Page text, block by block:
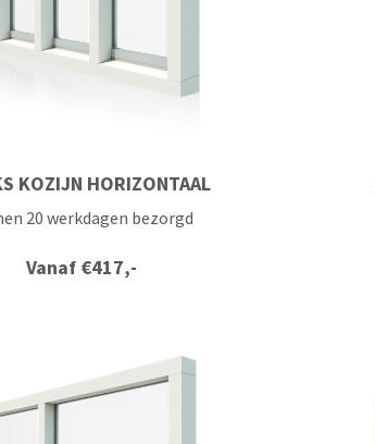
KOZIJN HORIZONTAAL
Vanaf €417,-
20 werkdagen bezorgd